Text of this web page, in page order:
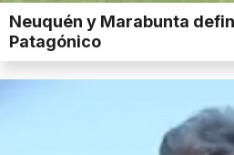
Neuquén y Marabunta
Patagónico